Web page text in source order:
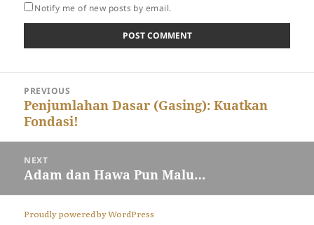
Notify me of new posts by email.
navigation
PREVIOUS
Previous
post:
Penjumlahan Dasar (Gasing): Kuatkan
Fondasi!
NEXT
Next
post:
Adam dan Hawa Pun Malu…
Proudly powered by WordPress